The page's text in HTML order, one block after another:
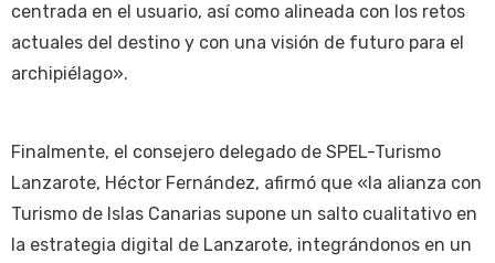
centrada en el usuario, así como alineada con los retos
actuales del destino y con una visión de futuro para el
archipiélago».
Finalmente, el consejero delegado de SPEL-Turismo
Lanzarote, Héctor Fernández, afirmó que «la alianza con
Turismo de Islas Canarias supone un salto cualitativo en
la estrategia digital de Lanzarote, integrándonos en un